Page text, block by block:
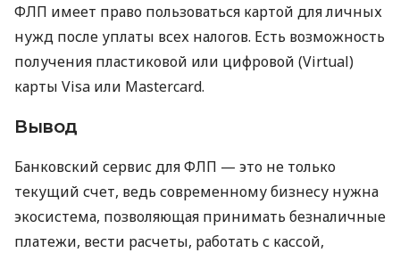
ФЛП имеет право пользоваться картой для личных
нужд после уплаты всех налогов. Есть возможность
получения пластиковой или цифровой (Virtual)
карты Visa или Mastercard.
Вывод
Банковский сервис для ФЛП — это не только
текущий счет, ведь современному бизнесу нужна
экосистема, позволяющая принимать безналичные
платежи, вести расчеты, работать с кассой,